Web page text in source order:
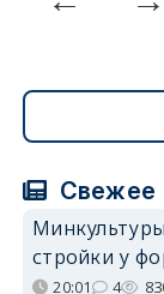
Свежее
стройки у
20:01 4